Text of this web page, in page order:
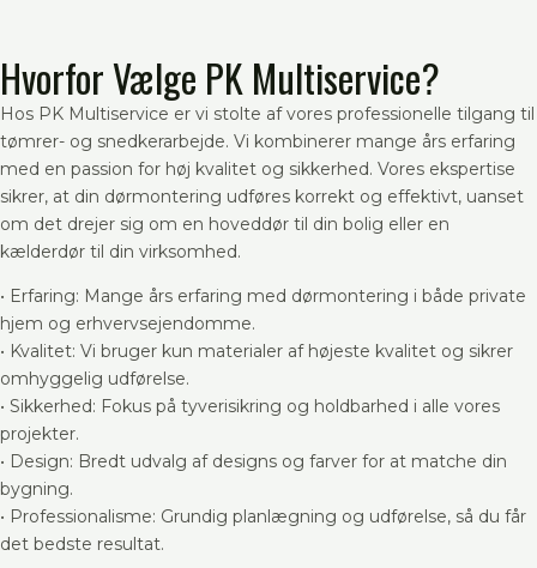
Hvorfor Vælge PK Multiservice?
Hos PK Multiservice er vi stolte af vores professionelle tilgang til
tømrer- og snedkerarbejde. Vi kombinerer mange års erfaring
med en passion for høj kvalitet og sikkerhed. Vores ekspertise
sikrer, at din dørmontering udføres korrekt og effektivt, uanset
om det drejer sig om en hoveddør til din bolig eller en
kælderdør til din virksomhed.
• Erfaring: Mange års erfaring med dørmontering i både private
hjem og erhvervsejendomme.
• Kvalitet: Vi bruger kun materialer af højeste kvalitet og sikrer
omhyggelig udførelse.
• Sikkerhed: Fokus på tyverisikring og holdbarhed i alle vores
projekter.
• Design: Bredt udvalg af designs og farver for at matche din
bygning.
• Professionalisme: Grundig planlægning og udførelse, så du får
det bedste resultat.